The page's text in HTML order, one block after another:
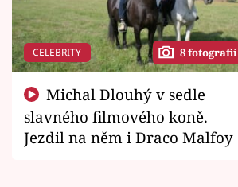
CELEBRITY 8 fotografií
slavného filmového koně.
Jezdil na něm i Draco Malfoy